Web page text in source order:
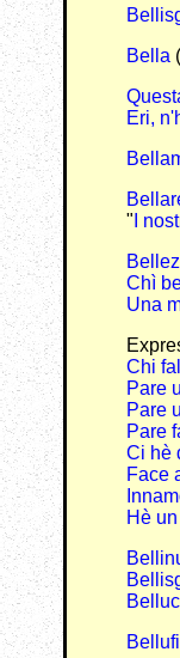
Bella
Eri,
" I
Chì
Una
Chi
Pare
Pare
Pare
Ci hè
Face
Hè